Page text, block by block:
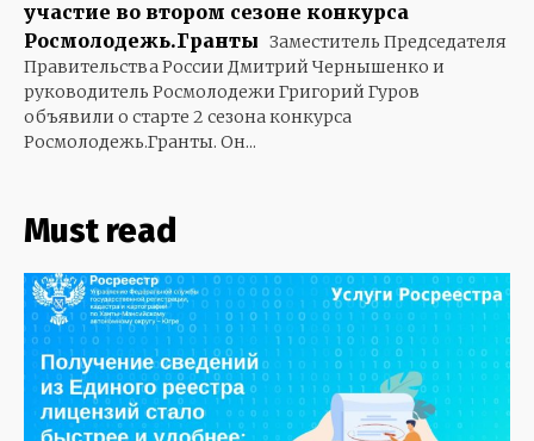
участие во втором сезоне конкурса
Росмолодежь.Гранты Заместитель Председателя
Правительства России Дмитрий Чернышенко и
руководитель Росмолодежи Григорий Гуров
объявили о старте 2 сезона конкурса
Росмолодежь.Гранты. Он...
Must read